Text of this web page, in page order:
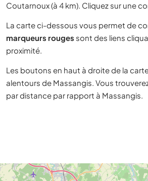
Coutarnoux (à 4 km). Cliquez sur une
La carte ci-dessous vous permet de
marqueurs rouges sont des liens
proximité.
Les boutons en haut à droite de la
alentours de Massangis. Vous
par distance par rapport à Massangis.